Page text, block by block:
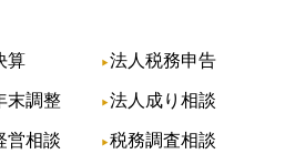
算 法人税務申告
末調整 法人成り相談
営相談 税務調査相談